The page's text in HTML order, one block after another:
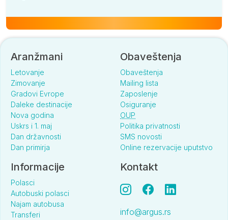
Aranžmani
Letovanje
Zimovanje
Gradovi Evrope
Daleke destinacije
Nova godina
Uskrs i 1. maj
Dan državnosti
Dan primirja
Obaveštenja
Obaveštenja
Mailing lista
Zaposlenje
Osiguranje
OUP
Politika privatnosti
SMS novosti
Online rezervacije uputstvo
Informacije
Polasci
Autobuski polasci
Najam autobusa
Transferi
Kontakt
info@argus.rs